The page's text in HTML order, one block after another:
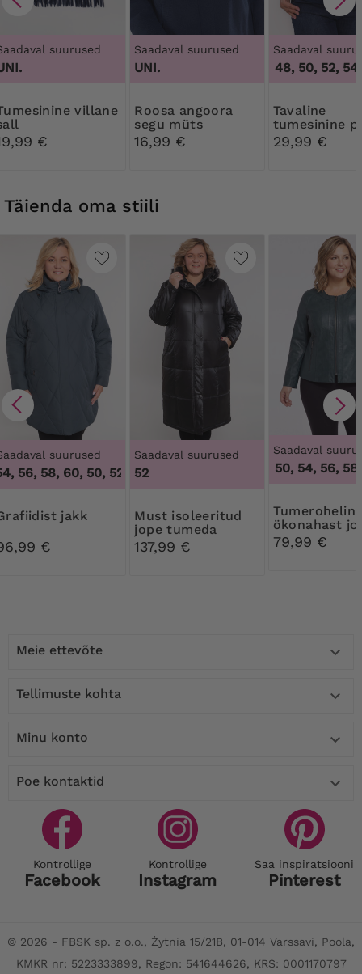
suurused
€
Saadaval suurused
UNI.
Roosa angoora
segu müts
16,99 €
Saadaval
44, 46, 48, 50, 52,
Tavaline
tumesinine
29,99 €
Täienda oma stiili
suurused
56, 58, 60, 50, 52, 54, 56, 58, 60
Grafiidist jakk
€
Saadaval suurused
52
Must isoleeritud
jope tumeda
kapuutsiga
137,99 €
Saadaval
46, 48, 50, 54, 56, 58,
Tumeroheline
ökonahast
79,99 €
Meie ettevõte 
Tellimuste kohta 
Minu konto 
Poe kontaktid 
Kontrollige
Facebook
Kontrollige
Instagram
Saa inspiratsiooni
Pinterest
© 2026 - FBSK sp. z o.o., Żytnia 15/21B, 01-014 Varssavi, Poola,
KMKR nr: 5223333899, Regon: 541644626, KRS: 0001170797